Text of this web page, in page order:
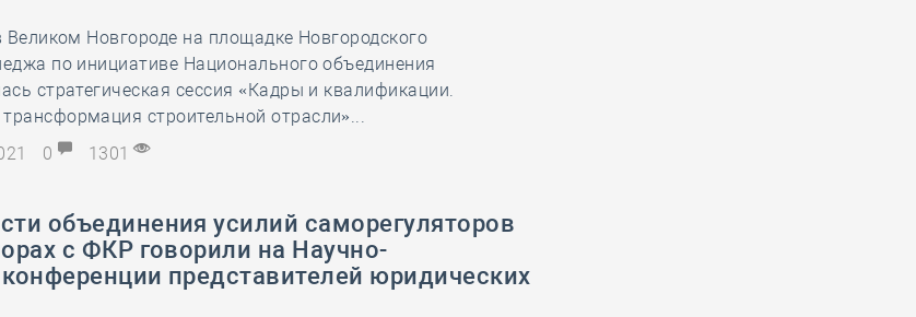
Великом Новгороде на площадке Новгородского
по инициативе Национального объединения
стратегическая сессия «Кадры и квалификации.
строительной отрасли»...
0 1301
объединения усилий саморегуляторов
с ФКР говорили на Научно-
представителей юридических